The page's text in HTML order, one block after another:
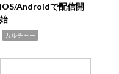
iOS/Androidで配信開
始
カルチャー